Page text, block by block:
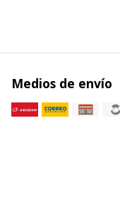
Medios de envío